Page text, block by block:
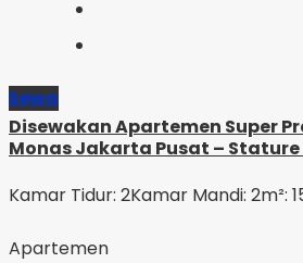
Sewa
Disewakan Apartemen Super
Monas Jakarta Pusat – Stature
Kamar Tidur: 2Kamar Mandi: 2m²:
Apartemen